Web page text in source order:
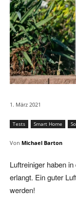
1. März 2021
Tests Smart Home
Von Michael Barton
Luftreiniger haben
erlangt. Ein guter
werden!